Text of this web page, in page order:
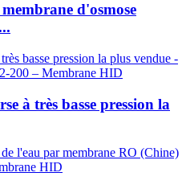
d'osmose
à très basse pression la